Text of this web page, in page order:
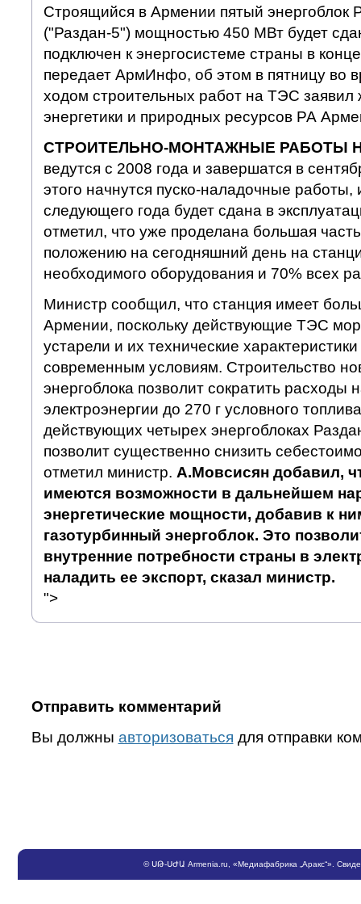
Строящийся в Армении пятый энергоблок
("Раздан-5") мощностью 450 МВт будет
подключен к энергосистеме страны в
передает АрмИнфо, об этом в пятницу во
ходом строительных работ на ТЭС заявил
энергетики и природных ресурсов РА
СТРОИТЕЛЬНО-МОНТАЖНЫЕ РАБОТЫ
ведутся с 2008 года и завершатся в
этого начнутся пуско-наладочные работы,
следующего года будет сдана в
отметил, что уже проделана большая
положению на сегодняшний день на
необходимого оборудования и 70% всех
Министр сообщил, что станция имеет
Армении, поскольку действующие ТЭС
устарели и их технические
современным условиям. Строительство
энергоблока позволит сократить расходы
электроэнергии до 270 г условного
действующих четырех энергоблоках
позволит существенно снизить
отметил министр. А.Мовсисян добавил,
имеются возможности в дальнейшем
энергетические мощности, добавив к
газотурбинный энергоблок. Это
внутренние потребности страны в
наладить ее экспорт, сказал министр.
">
Отправить комментарий
Вы должны авторизоваться для отправки
©ՍԹ-ՍԺԱ Armenia.ru , «Медиафабрика „Аракс“».